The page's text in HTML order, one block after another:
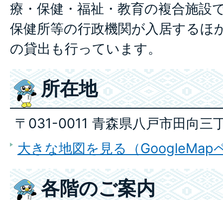
療・保健・福祉・教育の複合施設
保健所等の行政機関が入居するほ
の貸出も行っています。
所在地
〒031-0011 青森県八戸市田向三
大きな地図を見る（GoogleMap
各階のご案内